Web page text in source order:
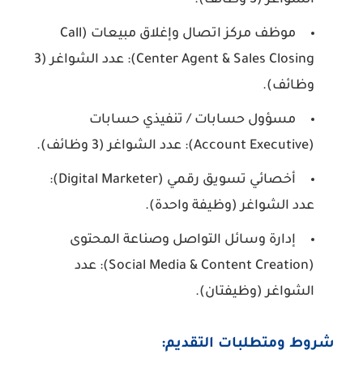
موظف مركز اتصال وإغلاق مبيعات (Call
Center Agent & Sales Closing):
عدد الشواغر (3
وظائف).
مسؤول حسابات / تنفيذي حسابات
(Account Executive):
عدد الشواغر (3 وظائف).
أخصائي تسويق رقمي (Digital Marketer):
عدد الشواغر (وظيفة واحدة).
إدارة وسائل التواصل وصناعة المحتوى
(Social Media & Content Creation):
عدد
الشواغر (وظيفتان).
شروط ومتطلبات التقديم: